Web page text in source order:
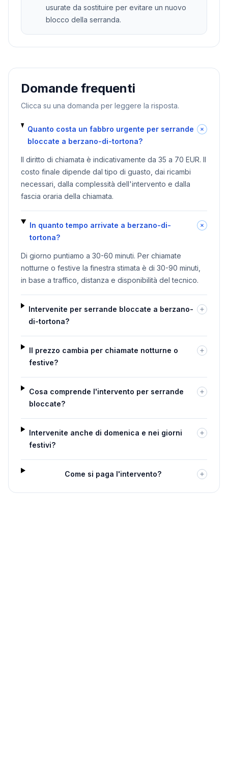
usurate da sostituire per evitare un nuovo
blocco della serranda.
Domande frequenti
Clicca su una domanda per leggere la risposta.
Quanto costa un fabbro urgente per serrande
bloccate a berzano-di-tortona?
Il diritto di chiamata è indicativamente da 35 a 70 EUR. Il
costo finale dipende dal tipo di guasto, dai ricambi
necessari, dalla complessità dell'intervento e dalla
fascia oraria della chiamata.
In quanto tempo arrivate a berzano-di-
tortona?
Di giorno puntiamo a 30-60 minuti. Per chiamate
notturne o festive la finestra stimata è di 30-90 minuti,
in base a traffico, distanza e disponibilità del tecnico.
Intervenite per serrande bloccate a berzano-
di-tortona?
Il prezzo cambia per chiamate notturne o
festive?
Cosa comprende l'intervento per serrande
bloccate?
Intervenite anche di domenica e nei giorni
festivi?
Come si paga l'intervento?